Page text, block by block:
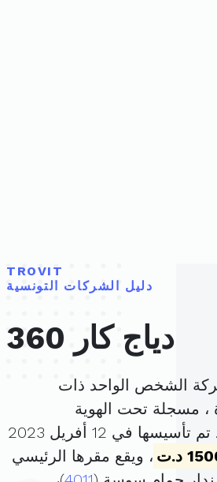
TROVIT
دليل الشركات التونسية
دياج كار 360
360 هي شركة الشخص الواحد ذات
، مسجلة تحت الهوية
. تم تأسيسها في 12 أفريل 2023
د.ت
، ويقع مقرها الرئيسي